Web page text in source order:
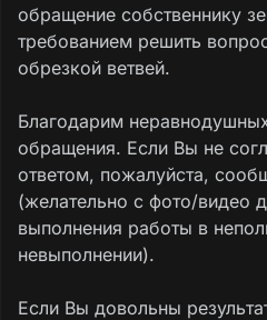
обращение собственнику
требованием решить
обрезкой ветвей.
Благодарим
обращения. Если Вы не
ответом, пожалуйста,
(желательно с фото/видео
выполнения работы в
невыполнении).
Если Вы довольны